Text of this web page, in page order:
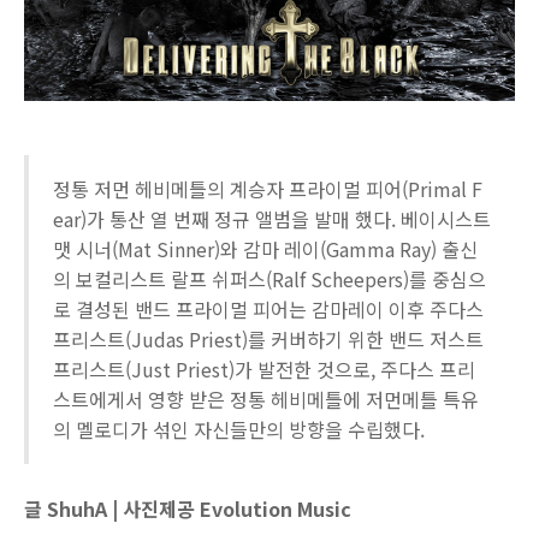
정통 저먼 헤비메틀의 계승자 프라이멀 피어(Primal F
ear)가 통산 열 번째 정규 앨범을 발매 했다. 베이시스트
맷 시너(Mat Sinner)와 감마 레이(Gamma Ray) 출신
의 보컬리스트 랄프 쉬퍼스(Ralf Scheepers)를 중심으
로 결성된 밴드 프라이멀 피어는 감마레이 이후 주다스
프리스트(Judas Priest)를 커버하기 위한 밴드 저스트
프리스트(Just Priest)가 발전한 것으로, 주다스 프리
스트에게서 영향 받은 정통 헤비메틀에 저먼메틀 특유
의 멜로디가 섞인 자신들만의 방향을 수립했다.
글 ShuhA | 사진제공 Evolution Music